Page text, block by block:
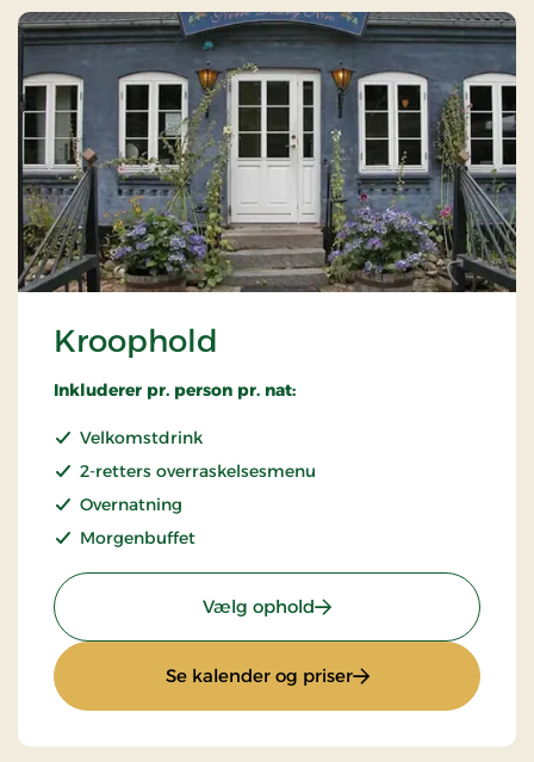
Kroophold
Inkluderer pr. person pr. nat:
Velkomstdrink
2-retters overraskelsesmenu
Overnatning
Morgenbuffet
Vælg ophold: Kroophold
Se kalender og priser: Kroophold